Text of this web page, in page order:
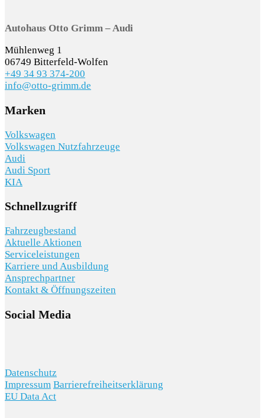
Autohaus Otto Grimm – Audi
Mühlenweg 1
06749 Bitterfeld-Wolfen
+49 34 93 374-200
info@otto-grimm.de
Marken
Volkswagen
Volkswagen Nutzfahrzeuge
Audi
Audi Sport
KIA
Schnellzugriff
Fahrzeugbestand
Aktuelle Aktionen
Serviceleistungen
Karriere und Ausbildung
Ansprechpartner
Kontakt & Öffnungszeiten
Social Media
Datenschutz
Impressum Barrierefreiheitserklärung
EU Data Act